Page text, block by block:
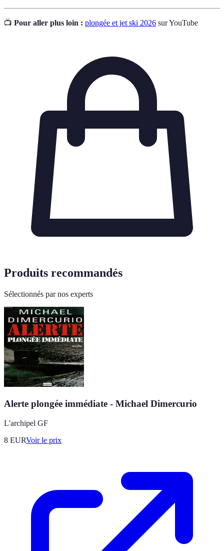
📺 Pour aller plus loin : plongée et jet ski 2026 sur YouTube
Produits recommandés
Sélectionnés par nos experts
Alerte plongée immédiate - Michael Dimercurio
L'archipel GF
8 EURVoir le prix